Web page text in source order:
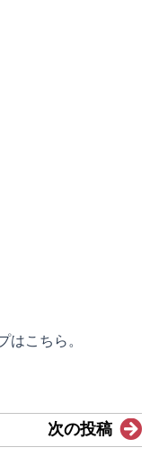
はこちら。
次の投稿